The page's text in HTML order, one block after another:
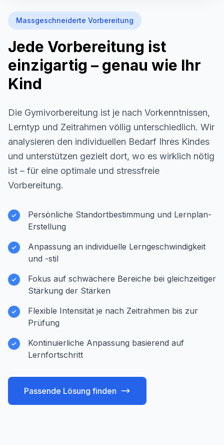
Massgeschneiderte Vorbereitung
Jede Vorbereitung ist
einzigartig – genau wie Ihr
Kind
Die Gymivorbereitung ist je nach Vorkenntnissen,
Lerntyp und Zeitrahmen völlig unterschiedlich. Wir
analysieren den individuellen Bedarf Ihres Kindes
und unterstützen gezielt dort, wo es wirklich nötig
ist – für eine optimale und stressfreie
Vorbereitung.
Persönliche Standortbestimmung und Lernplan-
Erstellung
Anpassung an individuelle Lerngeschwindigkeit
und -stil
Fokus auf schwächere Bereiche bei gleichzeitiger
Stärkung der Stärken
Flexible Intensität je nach Zeitrahmen bis zur
Prüfung
Kontinuierliche Anpassung basierend auf
Lernfortschritt
Passende Lösung finden